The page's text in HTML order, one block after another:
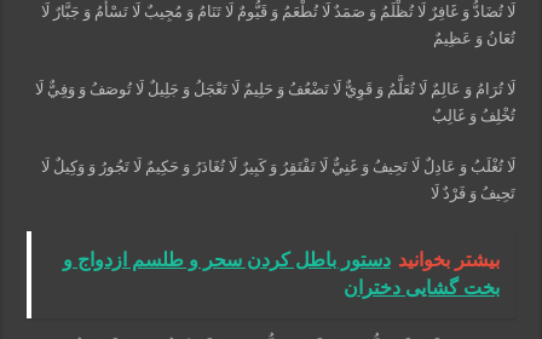
لَا تُضَادُّ وَ غَافِرٌ لَا تُظْلَمُ وَ صَمَدٌ لَا تُطْعَمُ وَ قَيُّومٌ لَا تَنَامُ وَ مُجِيبٌ لَا تَسْأَمُ وَ جَبَّارٌ لَا
تُعَانُ وَ عَظِيمٌ
لَا تُرَامُ وَ عَالِمٌ لَا تُعَلَّمُ وَ قَوِيٌّ لَا تَضْعُفُ وَ حَلِيمٌ لَا تَعْجَلُ وَ جَلِيلٌ لَا تُوصَفُ وَ وَفِيٌّ لَا
تُخْلِفُ وَ غَالِبٌ
لَا تُغْلَبُ وَ عَادِلٌ لَا تَحِيفُ وَ غَنِيٌّ لَا تَفْتَقِرُ وَ كَبِيرٌ لَا تُغَادَرُ وَ حَكِيمٌ لَا تَجُورُ وَ وَكِيلٌ لَا
تَحِيفُ وَ فَرْدٌ لَا
بیشتر بخوانید دستور باطل کردن سحر و طلسم ازدواج و
بخت گشایی دختران